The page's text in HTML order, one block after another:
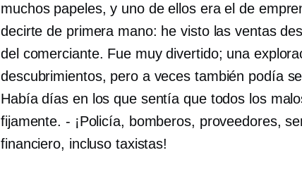
muchos papeles, y uno de ellos era el de
decirte de primera mano: he visto las ventas
del comerciante. Fue muy divertido; una
descubrimientos, pero a veces también podía
Había días en los que sentía que todos los
fijamente. - ¡Policía, bomberos, proveedores,
financiero, incluso taxistas!